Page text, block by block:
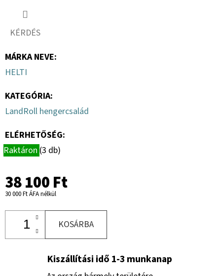
KÉRDÉS
MÁRKA NEVE:
HELTI
KATEGÓRIA:
LandRoll hengercsalád
ELÉRHETŐSÉG:
Raktáron (3 db)
38 100 Ft
30 000 Ft ÁFA nélkül
KOSÁRBA
Kiszállítási idő 1-3 munkanap